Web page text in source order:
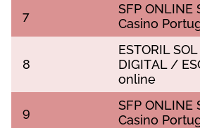
7
SFР ОNLІNЕ
Саsіnо
8
ЕSTОRІL SОL
DІGІTАL /
оnlіnе
9
SFР ОNLІNЕ
Саsіnо